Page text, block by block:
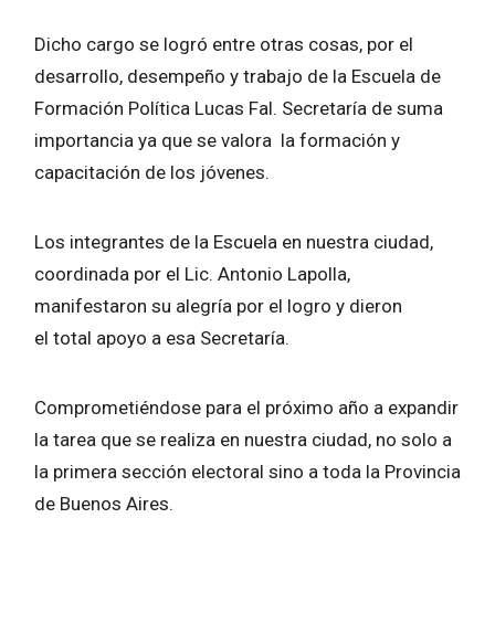
Dicho cargo se logró entre otras cosas, por el
desarrollo, desempeño y trabajo de la Escuela de
Formación Política Lucas Fal. Secretaría de suma
importancia ya que se valora la formación y
capacitación de los jóvenes.
Los integrantes de la Escuela en nuestra ciudad,
coordinada por el Lic. Antonio Lapolla,
manifestaron su alegría por el logro y dieron
el total apoyo a esa Secretaría.
Comprometiéndose para el próximo año a expandir
la tarea que se realiza en nuestra ciudad, no solo a
la primera sección electoral sino a toda la Provincia
de Buenos Aires.